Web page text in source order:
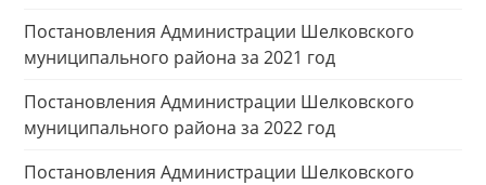
Постановления Администрации Шелковского
муниципального района за 2021 год
Постановления Администрации Шелковского
муниципального района за 2022 год
Постановления Администрации Шелковского